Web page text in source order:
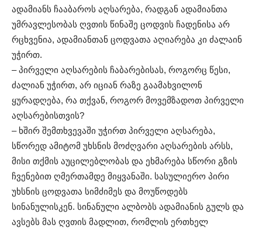
ადამიანს ჩააბაროს აღსარება, რადგან ადამიანთა
უმრავლესობას ღვთის წინაშე ცოდვის ჩადენისა არ
რცხვენია, ადამიანთან ცოდვათა აღიარება კი ძალაინ
უჭირთ.
– პირველი აღსარების ჩაბარებისას, როგორც წესი,
ძალიან უჭირთ, არ იციან რაზე გაამახვილონ
ყურადღება, რა თქვან, როგორ მოვემზადოთ პირველი
აღსარებისთვის?
– ხშირ შემთხვევაში უჭირთ პირველი აღსარება,
სწორედ ამიტომ უხსნის მოძღვარი აღსარების არსს,
მისი თქმის აუცილებლობას და ეხმარება სწორი გზის
ჩვენებით ღმერთამდე მიყვანაში. სასულიერო პირი
უხსნის ცოდვათა სიმძიმეს და მოუწოდებს
სინანულისკენ. სინანული ალბობს ადამიანის გულს და
ავსებს მას ღვთის მადლით, რომლის ერთხელ